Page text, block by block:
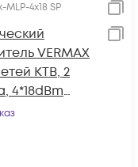
4x18 SP
VERMAX
КТВ, 2
4*18dBm
WDM